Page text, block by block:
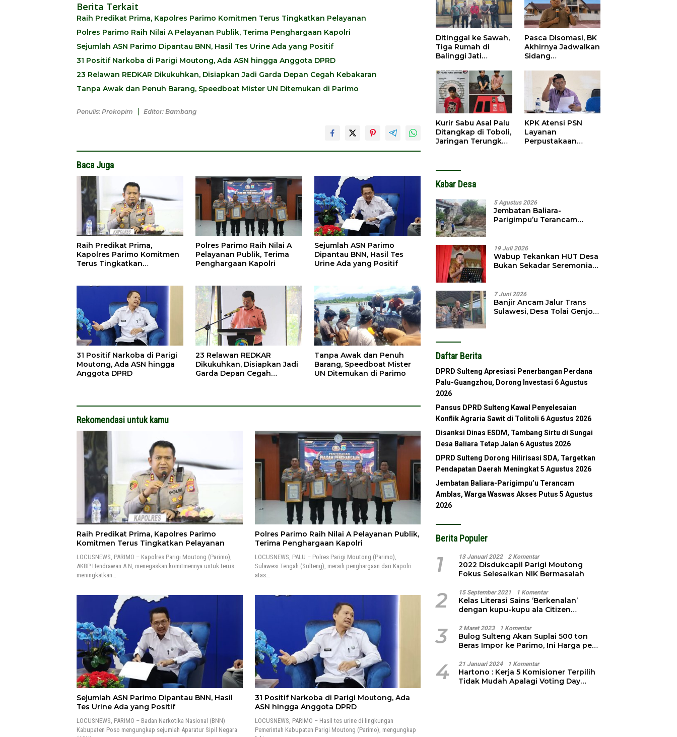
Berita Terkait
Raih Predikat Prima, Kapolres Parimo Komitmen Terus Tingkatkan Pelayanan
Polres Parimo Raih Nilai A Pelayanan Publik, Terima Penghargaan Kapolri
Sejumlah ASN Parimo Dipantau BNN, Hasil Tes Urine Ada yang Positif
31 Positif Narkoba di Parigi Moutong, Ada ASN hingga Anggota DPRD
23 Relawan REDKAR Dikukuhkan, Disiapkan Jadi Garda Depan Cegah Kebakaran
Tanpa Awak dan Penuh Barang, Speedboat Mister UN Ditemukan di Parimo
Penulis: Prokopim Editor: Bambang
Baca Juga
Raih Predikat Prima,
Kapolres Parimo Komitmen
Terus Tingkatkan
Polres Parimo Raih Nilai A
Pelayanan Publik, Terima
Penghargaan Kapolri
Sejumlah ASN Parimo
Dipantau BNN, Hasil Tes
Urine Ada yang Positif
31 Positif Narkoba di Parigi
Moutong, Ada ASN hingga
Anggota DPRD
23 Relawan REDKAR
Dikukuhkan, Disiapkan Jadi
Garda Depan Cegah
Tanpa Awak dan Penuh
Barang, Speedboat Mister
UN Ditemukan di Parimo
Rekomendasi untuk kamu
Raih Predikat Prima, Kapolres Parimo
Komitmen Terus Tingkatkan Pelayanan
LOCUSNEWS, PARIMO – Kapolres Parigi Moutong (Parimo),
AKBP Hendrawan A.N, menegaskan komitmennya untuk terus
meningkatkan…
Polres Parimo Raih Nilai A Pelayanan Publik,
Terima Penghargaan Kapolri
LOCUSNEWS, PALU – Polres Parigi Moutong (Parimo),
Sulawesi Tengah (Sulteng), meraih penghargaan dari Kapolri
atas…
Sejumlah ASN Parimo Dipantau BNN, Hasil
Tes Urine Ada yang Positif
LOCUSNEWS, PARIMO – Badan Narkotika Nasional (BNN)
Kabupaten Poso mengungkap sejumlah Aparatur Sipil Negara
31 Positif Narkoba di Parigi Moutong, Ada
ASN hingga Anggota DPRD
LOCUSNEWS, PARIMO – Hasil tes urine di lingkungan
Pemerintah Kabupaten Parigi Moutong (Parimo), mengungkap
Ditinggal ke Sawah,
Tiga Rumah di
Balinggi Jati
Ditangkap Dini Hari
Pasca Disomasi, BK
Akhirnya Jadwalkan
Sidang
Terhadap Selpina
Kurir Sabu Asal Palu
Ditangkap di Toboli,
Jaringan Terungkap
KPK Atensi PSN
Layanan
Perpustakaan
Kabar Desa
5 Agustus 2026
Jembatan Baliara-
Parigimpu’u Terancam
19 Juli 2026
Wabup Tekankan HUT Desa
Bukan Sekadar Seremonial,
7 Juni 2026
Banjir Ancam Jalur Trans
Sulawesi, Desa Tolai Genjot
Daftar Berita
DPRD Sulteng Apresiasi Penerbangan Perdana
Palu-Guangzhou, Dorong Investasi 6 Agustus
2026
Pansus DPRD Sulteng Kawal Penyelesaian
Konflik Agraria Sawit di Tolitoli 6 Agustus 2026
Disanksi Dinas ESDM, Tambang Sirtu di Sungai
Desa Baliara Tetap Jalan 6 Agustus 2026
DPRD Sulteng Dorong Hilirisasi SDA, Targetkan
Pendapatan Daerah Meningkat 5 Agustus 2026
Jembatan Baliara-Parigimpu’u Terancam
Amblas, Warga Waswas Akses Putus 5 Agustus
2026
Berita Populer
1 13 Januari 2022 2 Komentar
2022 Disdukcapil Parigi Moutong
Fokus Selesaikan NIK Bermasalah
2 15 September 2021 1 Komentar
Kelas Literasi Sains ‘Berkenalan’
dengan kupu-kupu ala Citizen
3 2 Maret 2023 1 Komentar
Bulog Sulteng Akan Suplai 500 ton
Beras Impor ke Parimo, Ini Harga per
4 21 Januari 2024 1 Komentar
Hartono : Kerja 5 Komisioner Terpilih
Tidak Mudah Apalagi Voting Day